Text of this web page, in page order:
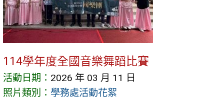
114學年度全國音樂舞蹈比賽
活動日期： 2026 年 03 月 11 日
照片類別： 學務處活動花絮